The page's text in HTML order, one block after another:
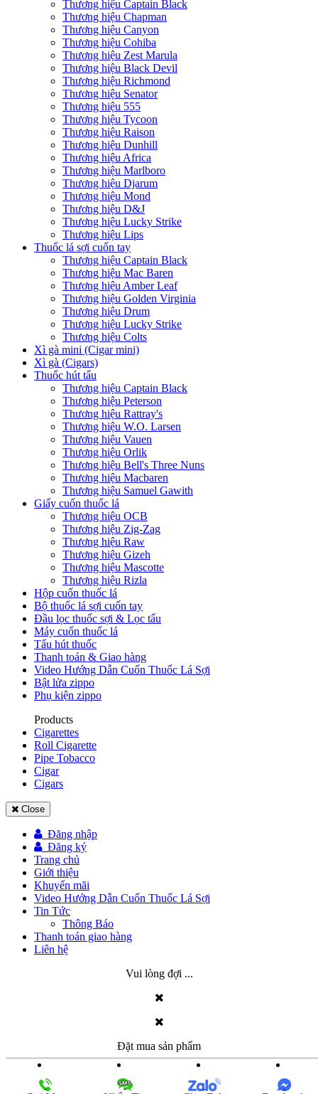
Thương hiệu Captain Black
Thương hiệu Chapman
Thương hiệu Canyon
Thương hiệu Cohiba
Thương hiệu Zest Marula
Thương hiệu Black Devil
Thương hiệu Richmond
Thương hiệu Senator
Thương hiệu 555
Thương hiệu Tycoon
Thương hiệu Raison
Thương hiệu Dunhill
Thương hiệu Africa
Thương hiệu Marlboro
Thương hiệu Djarum
Thương hiệu Mond
Thương hiệu D&J
Thương hiệu Lucky Strike
Thương hiệu Lips
Thuốc lá sợi cuốn tay
Thương hiệu Captain Black
Thương hiệu Mac Baren
Thương hiệu Amber Leaf
Thương hiệu Golden Virginia
Thương hiệu Drum
Thương hiệu Lucky Strike
Thương hiệu Colts
Xì gà mini (Cigar mini)
Xì gà (Cigars)
Thuốc hút tẩu
Thương hiệu Captain Black
Thương hiệu Peterson
Thương hiệu Rattray's
Thương hiệu W.O. Larsen
Thương hiệu Vauen
Thương hiệu Orlik
Thương hiệu Bell's Three Nuns
Thương hiệu Macbaren
Thương hiệu Samuel Gawith
Giấy cuốn thuốc lá
Thương hiệu OCB
Thương hiệu Zig-Zag
Thương hiệu Raw
Thương hiệu Gizeh
Thương hiệu Mascotte
Thương hiệu Rizla
Hộp cuốn thuốc lá
Bộ thuốc lá sợi cuốn tay
Đầu lọc thuốc sợi & Lọc tẩu
Máy cuốn thuốc lá
Tẩu hút thuốc
Thanh toán & Giao hàng
Video Hướng Dẫn Cuốn Thuốc Lá Sợi
Bật lửa zippo
Phụ kiện zippo
Products
Cigarettes
Roll Cigarette
Pipe Tobacco
Cigar
Cigars
Close
Đăng nhập
Đăng ký
Trang chủ
Giới thiệu
Khuyến mãi
Video Hướng Dẫn Cuốn Thuốc Lá Sợi
Tin Tức
Thông Báo
Thanh toán giao hàng
Liên hệ
Vui lòng đợi ...
Đặt mua sản phẩm